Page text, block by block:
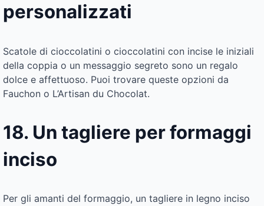
personalizzati
Scatole di cioccolatini o cioccolatini con incise le iniziali
della coppia o un messaggio segreto sono un regalo
dolce e affettuoso. Puoi trovare queste opzioni da
Fauchon o L’Artisan du Chocolat.
18. Un tagliere per formaggi
inciso
Per gli amanti del formaggio, un tagliere in legno inciso